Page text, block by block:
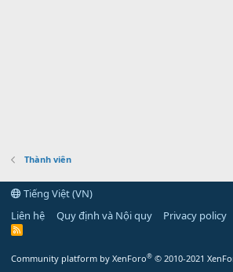
Thành viên
Tiếng Việt (VN)
Liên hệ
Quy định và Nội quy Privacy policy
R
Community platform by XenForo® © 2010-2021